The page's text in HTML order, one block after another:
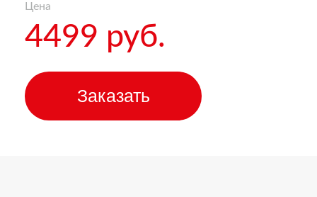
Цена
4499 руб.
Заказать